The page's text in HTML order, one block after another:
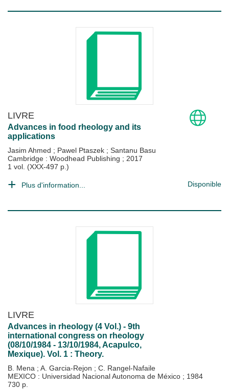
LIVRE
Advances in food rheology and its
applications
Jasim Ahmed ; Pawel Ptaszek ; Santanu Basu
Cambridge : Woodhead Publishing ; 2017
1 vol. (XXX-497 p.)
Plus d'information... Disponible
LIVRE
Advances in rheology (4 Vol.) - 9th
international congress on rheology
(08/10/1984 - 13/10/1984, Acapulco,
Mexique). Vol. 1 : Theory.
B. Mena ; A. Garcia-Rejon ; C. Rangel-Nafaile
MEXICO : Universidad Nacional Autonoma de México ; 1984
730 p.